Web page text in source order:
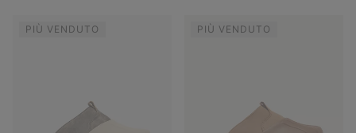
PIÙ VENDUTO PIÙ VENDUTO